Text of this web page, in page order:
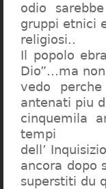
odio
gruppi etnici
religiosi..
Il popolo
Dio”…ma non
vedo
antenati piu
cinquemila
tempi
dell’
ancora dopo
superstiti du